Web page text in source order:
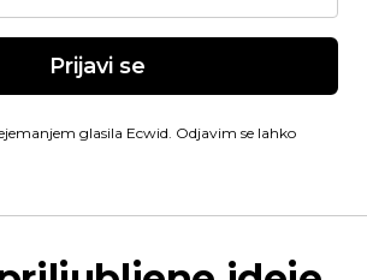
Prijavi se
glasila Ecwid. Odjavim se lahko